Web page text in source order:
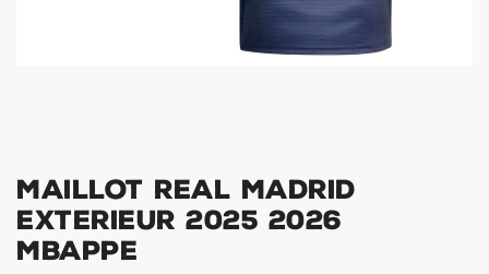
Maillot Real Madrid
Exterieur 2025 2026
Mbappe